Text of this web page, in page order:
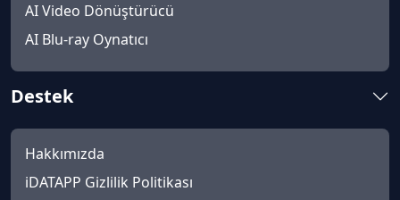
AI Video Dönüştürücü
AI Blu-ray Oynatıcı
Destek
Hakkımızda
iDATAPP Gizlilik Politikası